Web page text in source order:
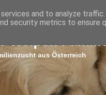
aus Österreich
and to analyze
security metrics to ensure